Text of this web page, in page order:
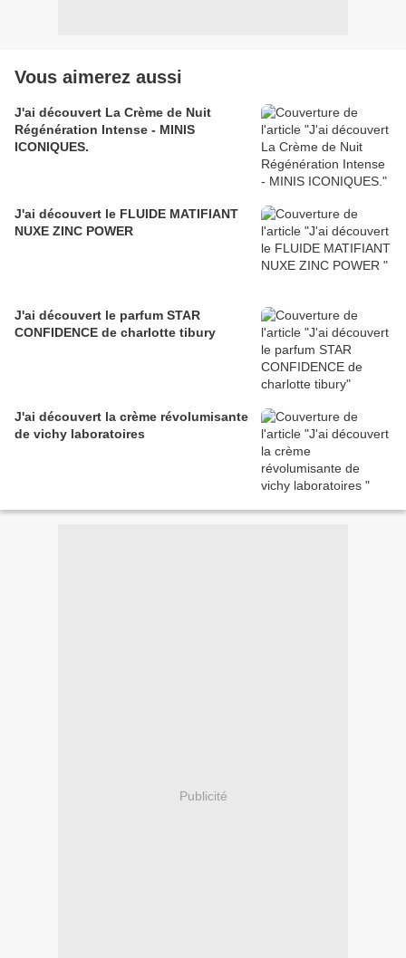
Vous aimerez aussi
J'ai découvert La Crème de Nuit
Régénération Intense - MINIS
ICONIQUES.
J'ai découvert le FLUIDE MATIFIANT
NUXE ZINC POWER
J'ai découvert le parfum STAR
CONFIDENCE de charlotte tibury
J'ai découvert la crème révolumisante
de vichy laboratoires
Publicité